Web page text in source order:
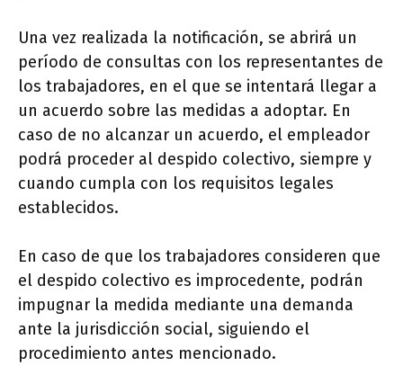
Una vez realizada la notificación, se abrirá un
período de consultas con los representantes de
los trabajadores, en el que se intentará llegar a
un acuerdo sobre las medidas a adoptar. En
caso de no alcanzar un acuerdo, el empleador
podrá proceder al despido colectivo, siempre y
cuando cumpla con los requisitos legales
establecidos.
En caso de que los trabajadores consideren que
el despido colectivo es improcedente, podrán
impugnar la medida mediante una demanda
ante la jurisdicción social, siguiendo el
procedimiento antes mencionado.